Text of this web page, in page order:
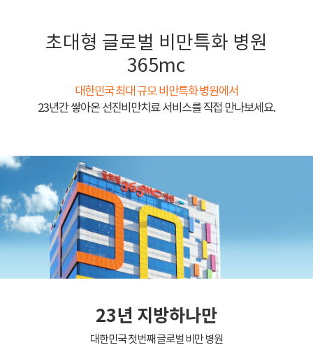
초대형 글로벌 비만특화 병원
365mc
대한민국 최대 규모 비만특화 병원에서
23년간 쌓아온 선진비만치료 서비스를 직접 만나보세요.
23년 지방하나만
대한민국 첫번째 글로벌 비만 병원